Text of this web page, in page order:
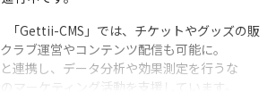
「Gettii-CMS」では、チケットやグッズの販
ラブ運営やコンテンツ配信も可能に。
連携し、データ分析や効果測定を行うな
マーケティング活動を支援しています。